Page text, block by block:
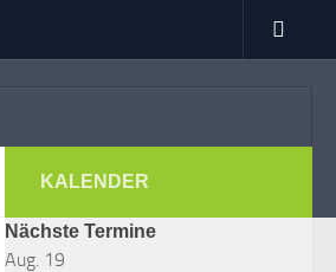
KALENDER
Nächste Termine
Aug. 19